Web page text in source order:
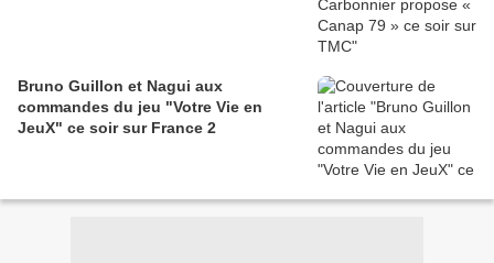
Bruno Guillon et Nagui aux
commandes du jeu "Votre Vie en
JeuX" ce soir sur France 2